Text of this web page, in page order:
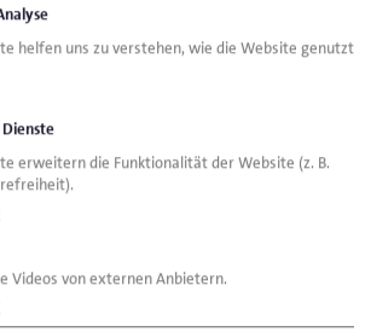
Lehrlingsunterweisung
helfen uns zu verstehen, wie die Website genutzt
erweitern die Funktionalität der Website (z. B.
Videos von externen Anbietern.